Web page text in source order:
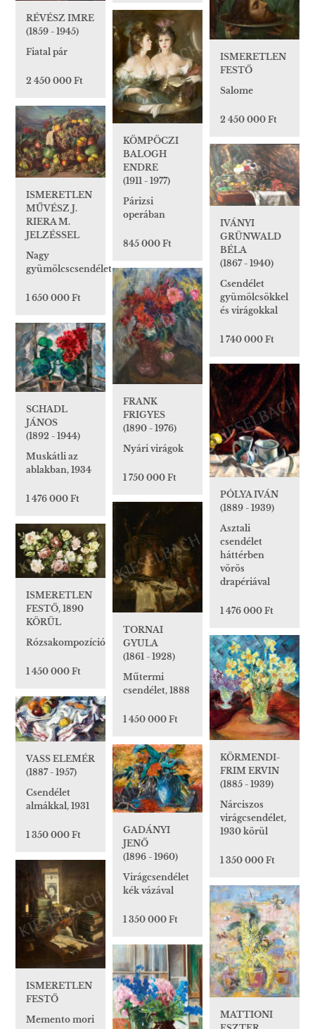
ISMERETLEN
FESTŐ
Salome
2 450 000 Ft
RÉVÉSZ IMRE
(1859 - 1945)
Fiatal pár
2 450 000 Ft
KÖMPÖCZI
BALOGH
ENDRE
(1911 - 1977)
Párizsi
operában
845 000 Ft
ISMERETLEN
MŰVÉSZ J.
RIERA M.
JELZÉSSEL
Nagy
gyümölcscsendélet
1 650 000 Ft
IVÁNYI
GRÜNWALD
BÉLA
(1867 - 1940)
Csendélet
gyümölcsökkel
és virágokkal
1 740 000 Ft
FRANK
FRIGYES
(1890 - 1976)
Nyári virágok
1 750 000 Ft
SCHADL
JÁNOS
(1892 - 1944)
Muskátli az
ablakban, 1934
1 476 000 Ft
PÓLYA IVÁN
(1889 - 1939)
Asztali
csendélet
háttérben
vörös
drapériával
1 476 000 Ft
TORNAI
GYULA
(1861 - 1928)
Műtermi
csendélet, 1888
1 450 000 Ft
ISMERETLEN
FESTŐ, 1890
KÖRÜL
Rózsakompozíció
1 450 000 Ft
KÖRMENDI-
FRIM ERVIN
(1885 - 1939)
Nárciszos
virágcsendélet,
1930 körül
1 350 000 Ft
VASS ELEMÉR
(1887 - 1957)
Csendélet
almákkal, 1931
1 350 000 Ft
GADÁNYI
JENŐ
(1896 - 1960)
Virágcsendélet
kék vázával
1 350 000 Ft
ISMERETLEN
FESTŐ
Memento mori
MATTIONI